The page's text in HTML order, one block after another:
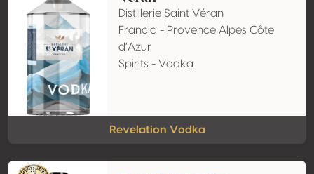
Distillerie Saint Véran
Francia - Provence Alpes Côte
d’Azur
Spirits - Vodka
Revelation Vodka